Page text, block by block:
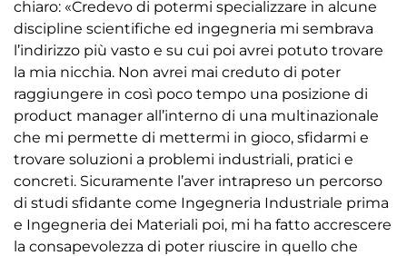
chiaro: «Credevo di potermi specializzare in alcune
discipline scientifiche ed ingegneria mi sembrava
l’indirizzo più vasto e su cui poi avrei potuto trovare
la mia nicchia. Non avrei mai creduto di poter
raggiungere in così poco tempo una posizione di
product manager all’interno di una multinazionale
che mi permette di mettermi in gioco, sfidarmi e
trovare soluzioni a problemi industriali, pratici e
concreti. Sicuramente l’aver intrapreso un percorso
di studi sfidante come Ingegneria Industriale prima
e Ingegneria dei Materiali poi, mi ha fatto accrescere
la consapevolezza di poter riuscire in quello che